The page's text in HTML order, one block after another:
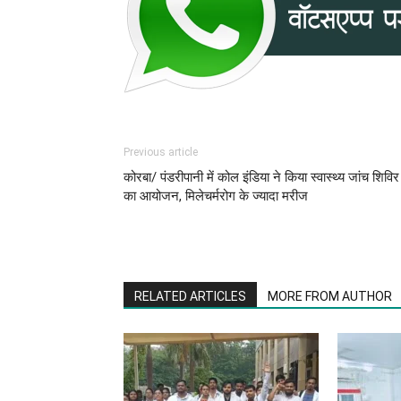
Previous article
कोरबा/ पंडरीपानी में कोल इंडिया ने किया स्वास्थ्य जांच शिविर
का आयोजन, मिलेचर्मरोग के ज्यादा मरीज
RELATED ARTICLES MORE FROM AUTHOR